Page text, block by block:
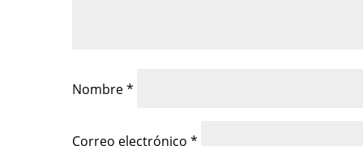
Nombre*
Correo electrónico *